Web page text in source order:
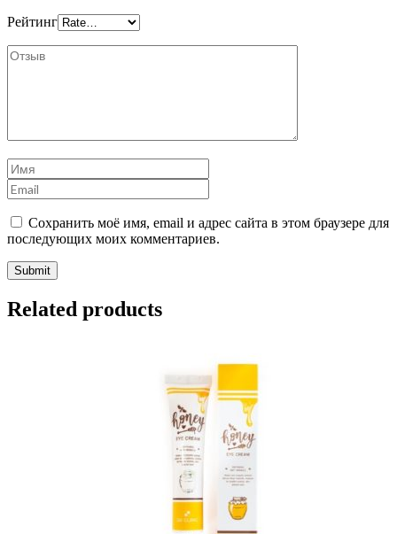
Рейтинг
Сохранить моё имя, email и адрес сайта в этом браузере для
последующих моих комментариев.
Related products